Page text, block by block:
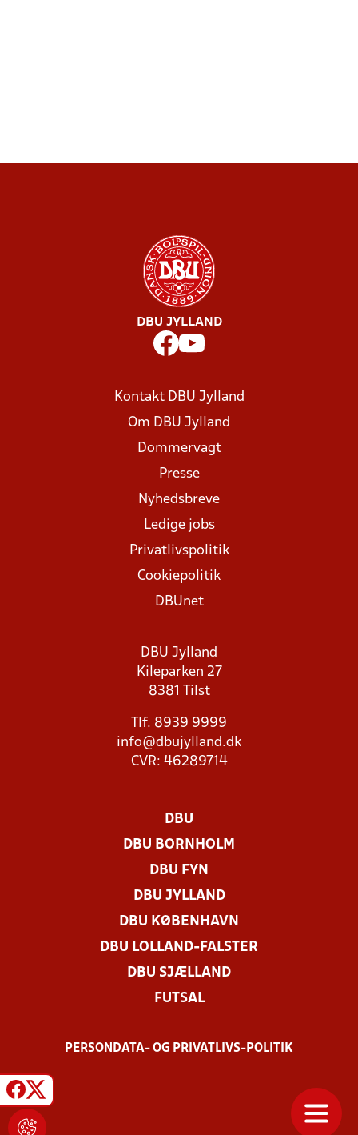
DBU JYLLAND
Kontakt DBU Jylland
Om DBU Jylland
Dommervagt
Presse
Nyhedsbreve
Ledige jobs
Privatlivspolitik
Cookiepolitik
DBUnet
DBU Jylland
Kileparken 27
8381 Tilst
Tlf. 8939 9999
info@dbujylland.dk
CVR: 46289714
DBU
DBU BORNHOLM
DBU FYN
DBU JYLLAND
DBU KØBENHAVN
DBU LOLLAND-FALSTER
DBU SJÆLLAND
FUTSAL
PERSONDATA- OG PRIVATLIVS-POLITIK